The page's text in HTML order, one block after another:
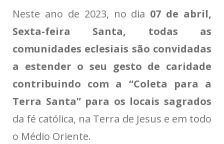
Neste ano de 2023, no dia 07 de abril,
Sexta-feira Santa, todas as
comunidades eclesiais são convidadas
a estender o seu gesto de caridade
contribuindo com a “Coleta para a
Terra Santa” para os locais sagrados
da fé católica, na Terra de Jesus e em todo
o Médio Oriente.